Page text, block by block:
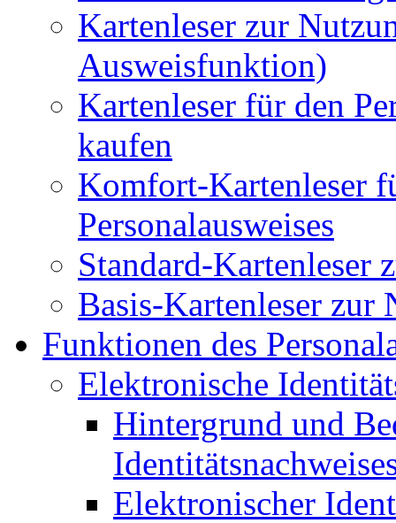
Kartenleser zur
Ausweisfunktion)
Kartenleser für den
kaufen
Komfort-Kartenleser
Personalausweises
Standard-Kartenleser
Basis-Kartenleser
Funktionen des
Elektronische
Hintergrund und
Elektronischer